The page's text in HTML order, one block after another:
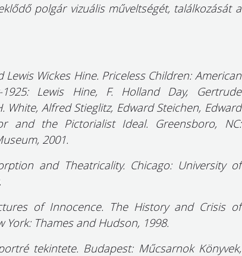
polgár vizuális műveltségét, találkozását a
Lewis Wickes Hine. Priceless Children: American
1925: Lewis Hine, F. Holland Day, Gertrude
White, Alfred Stieglitz, Edward Steichen, Edward
and the Pictorialist Ideal. Greensboro, NC:
2001.
and Theatricality. Chicago: University of
of Innocence. The History and Crisis of
York: Thames and Hudson, 1998.
tekintete. Budapest: Műcsarnok Könyvek,